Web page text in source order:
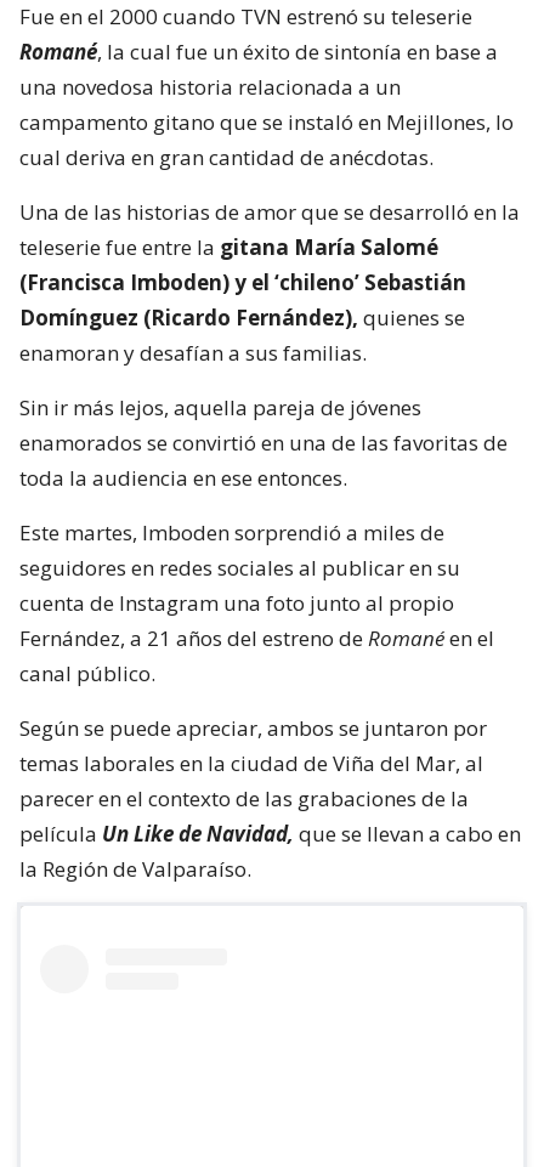
Fue en el 2000 cuando TVN estrenó su teleserie
Romané, la cual fue un éxito de sintonía en base a
una novedosa historia relacionada a un
campamento gitano que se instaló en Mejillones, lo
cual deriva en gran cantidad de anécdotas.
Una de las historias de amor que se desarrolló en la
teleserie fue entre la gitana María Salomé
(Francisca Imboden) y el ‘chileno’ Sebastián
Domínguez (Ricardo Fernández), quienes se
enamoran y desafían a sus familias.
Sin ir más lejos, aquella pareja de jóvenes
enamorados se convirtió en una de las favoritas de
toda la audiencia en ese entonces.
Este martes, Imboden sorprendió a miles de
seguidores en redes sociales al publicar en su
cuenta de Instagram una foto junto al propio
Fernández, a 21 años del estreno deRomanéen el
canal público.
Según se puede apreciar, ambos se juntaron por
temas laborales en la ciudad de Viña del Mar, al
parecer en el contexto de las grabaciones de la
película Un Like de Navidad, que se llevan a cabo en
la Región de Valparaíso.